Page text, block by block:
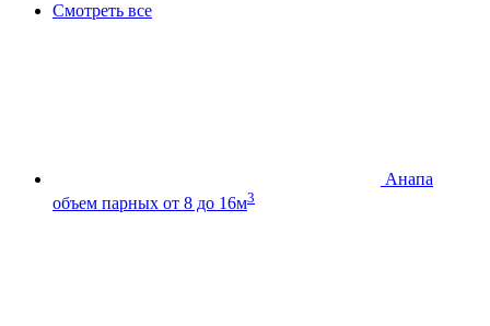
Смотреть все
Анапа
объем парных от 8 до 16м3